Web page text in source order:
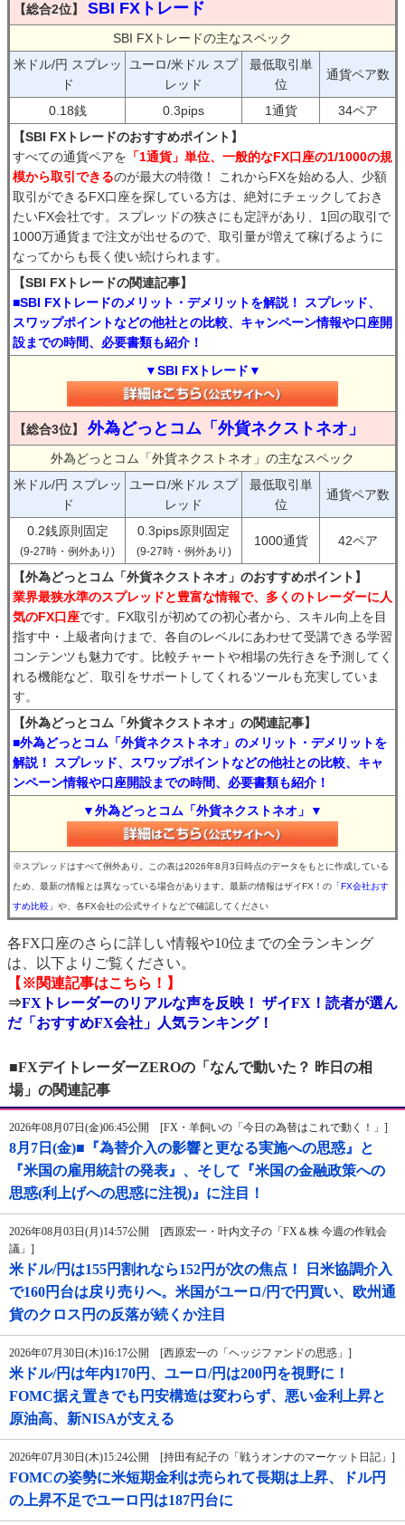
【総合2位】 SBI FXトレード
SBI FXトレードの主なスペック
米ドル/円 スプレッ
ド
ユーロ/米ドル スプ
レッド
最低取引単
位
通貨ペア数
0.18銭 0.3pips 1通貨
34ペア
【SBI FXトレードのおすすめポイント】
すべての通貨ペアを 「1通貨」単位、一般的なFX口座の1/1000の規
模から取引できるのが最大の特徴！ これからFXを始める人、少額
取引ができるFX口座を探している方は、絶対にチェックしておき
たいFX会社です。スプレッドの狭さにも定評があり、1回の取引で
1000万通貨まで注文が出せるので、取引量が増えて稼げるように
なってからも長く使い続けられます。
【SBI FXトレードの関連記事】
■SBI FXトレードのメリット・デメリットを解説！ スプレッド、
スワップポイントなどの他社との比較、キャンペーン情報や口座開
設までの時間、必要書類も紹介！
▼SBI FXトレード▼
【総合3位】 外為どっとコム「外貨ネクストネオ」
外為どっとコム「外貨ネクストネオ」の主なスペック
米ドル/円 スプレッ
ド
ユーロ/米ドル スプ
レッド
最低取引単
位
通貨ペア数
0.2銭原則固定
(9-27時・例外あり)
0.3pips原則固定
(9-27時・例外あり)
1000通貨 42ペア
【外為どっとコム「外貨ネクストネオ」のおすすめポイント】
業界最狭水準のスプレッドと豊富な情報で、多くのトレーダーに人
気のFX口座です。FX取引が初めての初心者から、スキル向上を目
指す中・上級者向けまで、各自のレベルにあわせて受講できる学習
コンテンツも魅力です。比較チャートや相場の先行きを予測してく
れる機能など、取引をサポートしてくれるツールも充実していま
す。
【外為どっとコム「外貨ネクストネオ」の関連記事】
■外為どっとコム「外貨ネクストネオ」のメリット・デメリットを
解説！ スプレッド、スワップポイントなどの他社との比較、キャ
ンペーン情報や口座開設までの時間、必要書類も紹介！
▼外為どっとコム「外貨ネクストネオ」▼
※スプレッドはすべて例外あり。この表は2026年8月3日時点のデータをもとに作成している
ため、最新の情報とは異なっている場合があります。最新の情報はザイFX！の 「FX会社おす
すめ比較」 や、各FX会社の公式サイトなどで確認してください
各FX口座のさらに詳しい情報や10位までの全ランキング
は、以下よりご覧ください。
【※関連記事はこちら！】
⇒FXトレーダーのリアルな声を反映！ ザイFX！読者が選ん
だ「おすすめFX会社」人気ランキング！
■FXデイトレーダーZEROの「なんで動いた？ 昨日の相
場」の関連記事
2026年08月07日(金)06:45公開 [FX・羊飼いの「今日の為替はこれで動く！」]
8月7日(金)■『為替介入の影響と更なる実施への思惑』と
『米国の雇用統計の発表』、そして『米国の金融政策への
思惑(利上げへの思惑に注視)』に注目！
2026年08月03日(月)14:57公開 [西原宏一・叶内文子の「FX＆株 今週の作戦会
議」]
米ドル/円は155円割れなら152円が次の焦点！ 日米協調介入
で160円台は戻り売りへ。米国がユーロ/円で円買い、欧州通
貨のクロス円の反落が続くか注目
2026年07月30日(木)16:17公開 [西原宏一の「ヘッジファンドの思惑」]
米ドル/円は年内170円、ユーロ/円は200円を視野に！
FOMC据え置きでも円安構造は変わらず、悪い金利上昇と
原油高、新NISAが支える
2026年07月30日(木)15:24公開 [持田有紀子の「戦うオンナのマーケット日記」]
FOMCの姿勢に米短期金利は売られて長期は上昇、ドル円
の上昇不足でユーロ円は187円台に